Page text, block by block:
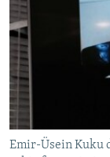
FİKİR
Русский
Українською
QOŞULIÑIZ!
Emir-Üsein Kuku